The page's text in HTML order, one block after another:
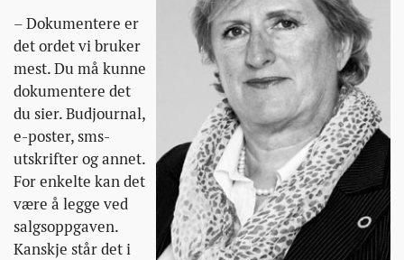
– Dokumentere er
det ordet vi bruker
mest. Du må kunne
dokumentere det
du sier. Budjournal,
e-poster, sms-
utskrifter og annet.
For enkelte kan det
være å legge ved
salgsoppgaven.
Kanskje står det i